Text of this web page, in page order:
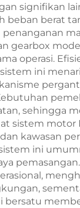
signifikan
beban berat
gearbox
operasi.
ini
sehingga
sistem
kawasan
ini